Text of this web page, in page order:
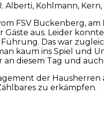
Alberti, Kohlmann,
FSV Buckenberg,
aus. Leider
Das war
kaum ins Spiel und
diesem Tag und
der
zu erkämpfen.